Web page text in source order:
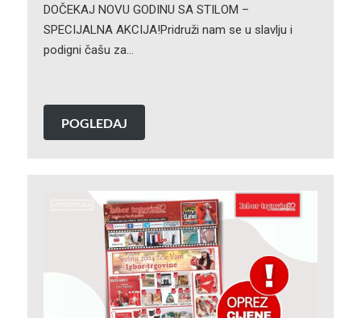
DOČEKAJ NOVU GODINU SA STILOM –
SPECIJALNA AKCIJA!Pridruži nam se u slavlju i
podigni čašu za…
POGLEDAJ